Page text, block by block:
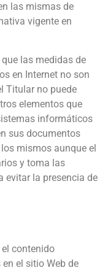
las mismas de
vigente en
las medidas de
en Internet no son
Titular no puede
elementos que
informáticos
sus documentos
mismos aunque el
y toma las
evitar la presencia de
contenido
el sitio Web de